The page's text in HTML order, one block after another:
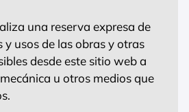
una reserva expresa de
y usos de las obras y otras
desde este sitio web a
u otros medios que